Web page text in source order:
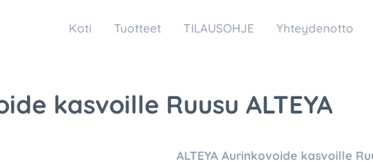
Koti Tuotteet TILAUSOHJE Yhteydenotto
kasvoille Ruusu ALTEYA
ALTEYA Aurinkovoide kasvoille